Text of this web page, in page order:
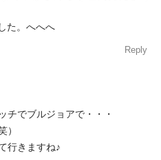
た。へへへ
Reply
チでブルジョアで・・・
）
行きますね♪